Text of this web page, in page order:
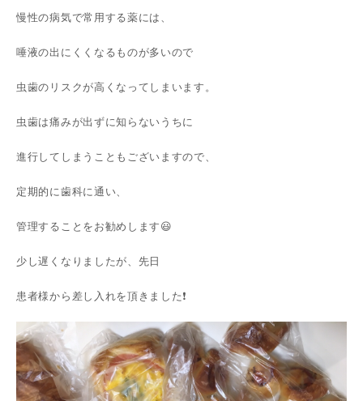
慢性の病気で常用する薬には、
唾液の出にくくなるものが多いので
虫歯のリスクが高くなってしまいます。
虫歯は痛みが出ずに知らないうちに
進行してしまうこともございますので、
定期的に歯科に通い、
管理することをお勧めします😃
少し遅くなりましたが、先日
患者様から差し入れを頂きました❗️